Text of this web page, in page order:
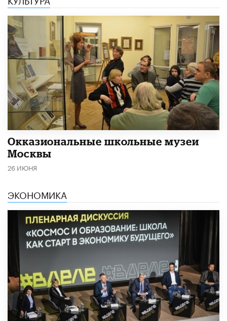
​Окказиональные школьные музеи
Москвы
26 ИЮНЯ
ЭКОНОМИКА